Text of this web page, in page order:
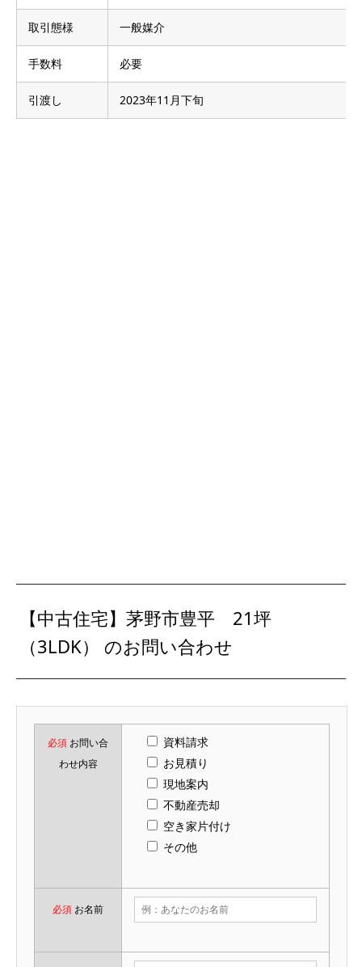
取引態様 一般媒介
手数料 必要
引渡し 2023年11月下旬
【中古住宅】茅野市豊平 21坪
（3LDK） のお問い合わせ
必須 お問い合
わせ内容
資料請求
お見積り
現地案内
不動産売却
空き家片付け
その他
必須 お名前